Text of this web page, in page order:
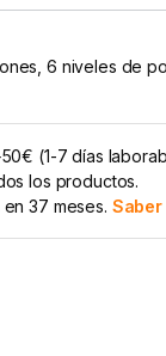
6 niveles de
(1-7 días
los productos.
en 37 meses. Saber